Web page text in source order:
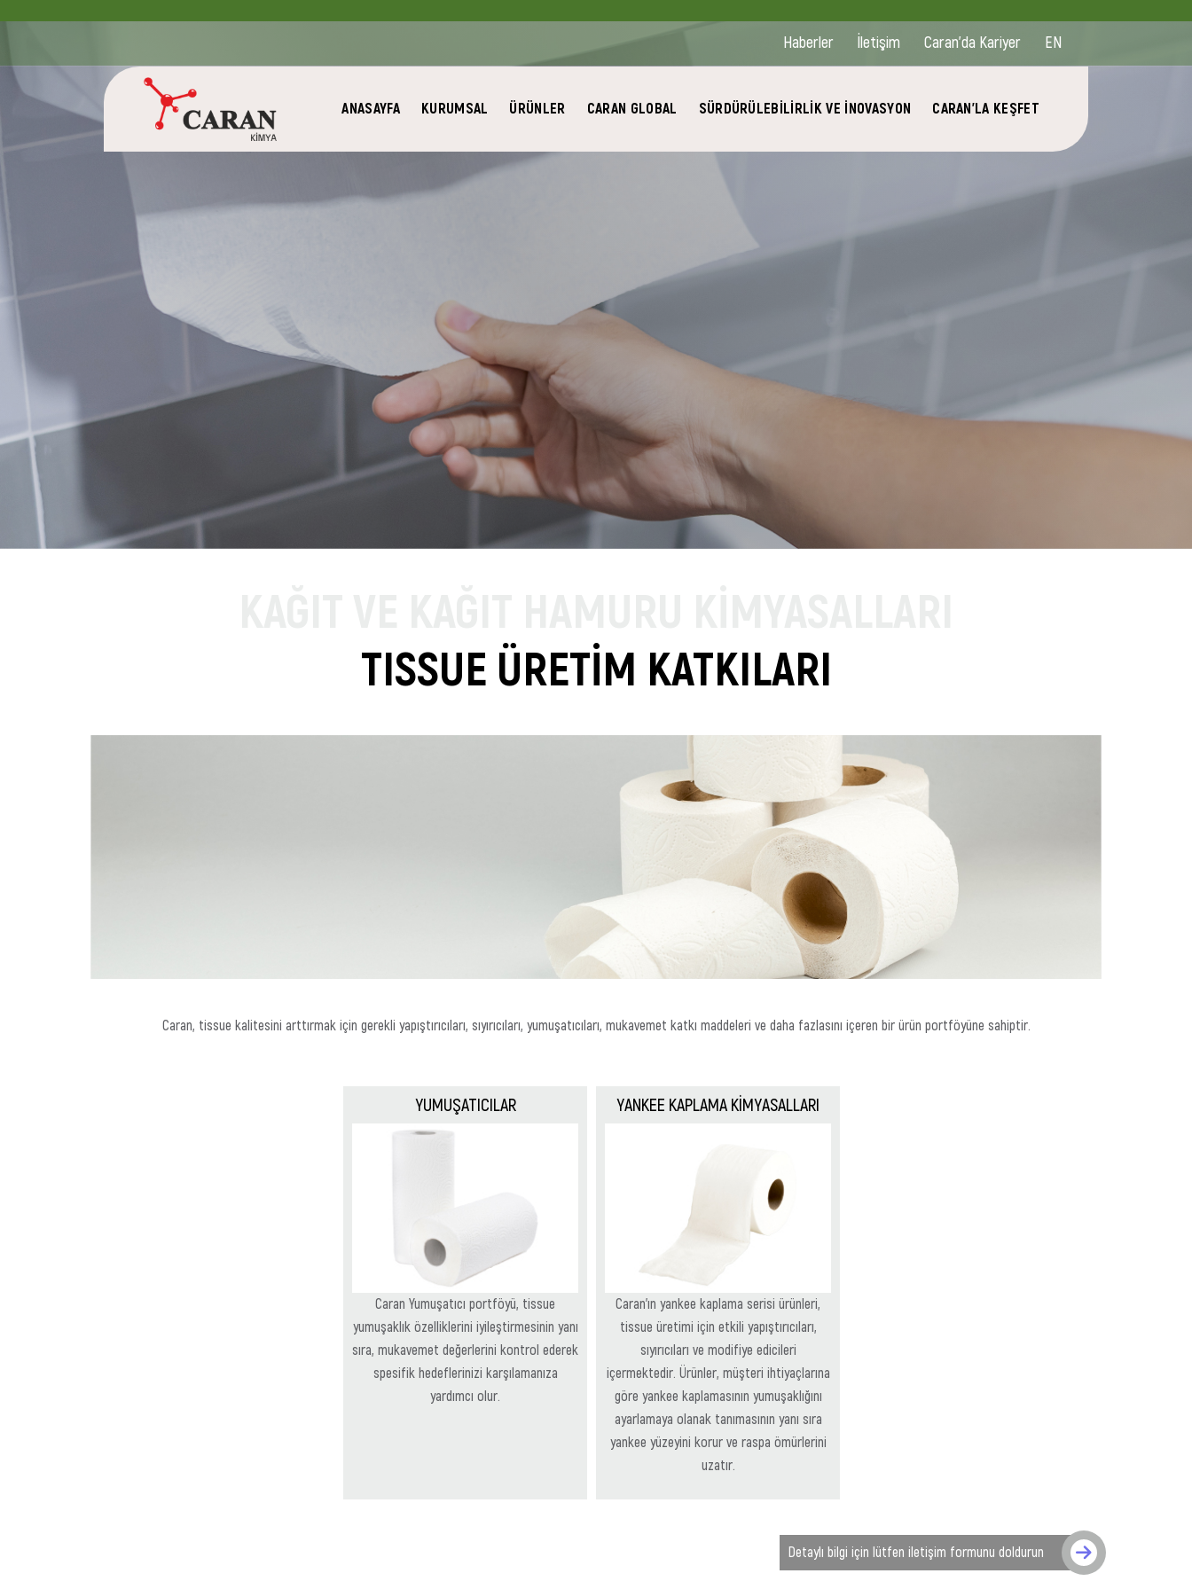
Haberler İletişim Caran'da Kariyer EN
ANASAYFA KURUMSAL ÜRÜNLER CARAN GLOBAL SÜRDÜRÜLEBİLİRLİK VE İNOVASYON CARAN'LA KEŞFET
TISSUE ÜRETİM KATKILARI
Caran, tissue kalitesini arttırmak için gerekli yapıştırıcıları, sıyırıcıları, yumuşatıcıları, mukavemet katkı maddeleri ve daha fazlasını içeren bir ürün portföyüne sahiptir.
YUMUŞATICILAR
Caran Yumuşatıcı portföyü, tissue
yumuşaklık özelliklerini iyileştirmesinin yanı
sıra, mukavemet değerlerini kontrol ederek
spesifik hedeflerinizi karşılamanıza
yardımcı olur.
YANKEE KAPLAMA KİMYASALLARI
Caran’ın yankee kaplama serisi ürünleri,
tissue üretimi için etkili yapıştırıcıları,
sıyırıcıları ve modifiye edicileri
içermektedir. Ürünler, müşteri ihtiyaçlarına
göre yankee kaplamasının yumuşaklığını
ayarlamaya olanak tanımasının yanı sıra
yankee yüzeyini korur ve raspa ömürlerini
uzatır.
Detaylı bilgi için lütfen iletişim formunu doldurun